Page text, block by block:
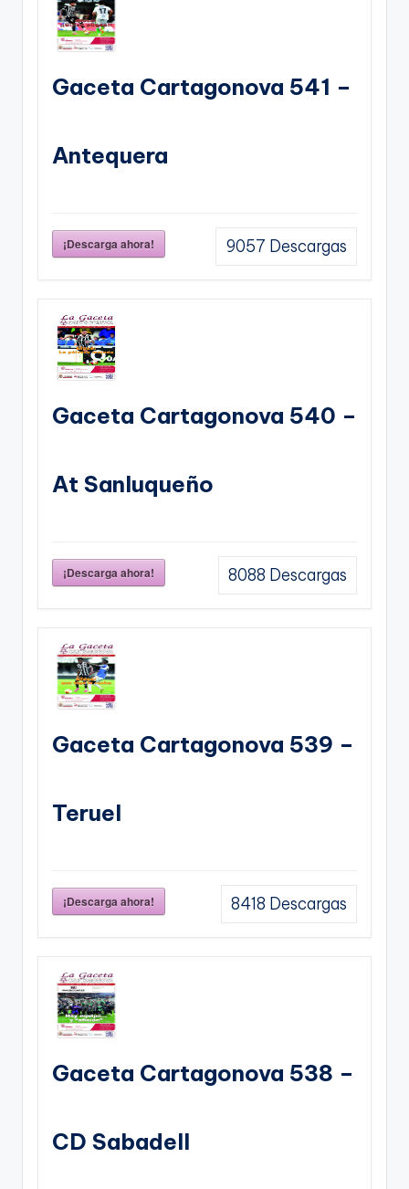
Gaceta Cartagonova 541 –
Antequera
¡Descarga ahora! 9057 Descargas
Gaceta Cartagonova 540 –
At Sanluqueño
¡Descarga ahora! 8088 Descargas
Gaceta Cartagonova 539 –
Teruel
¡Descarga ahora! 8418 Descargas
Gaceta Cartagonova 538 –
CD Sabadell